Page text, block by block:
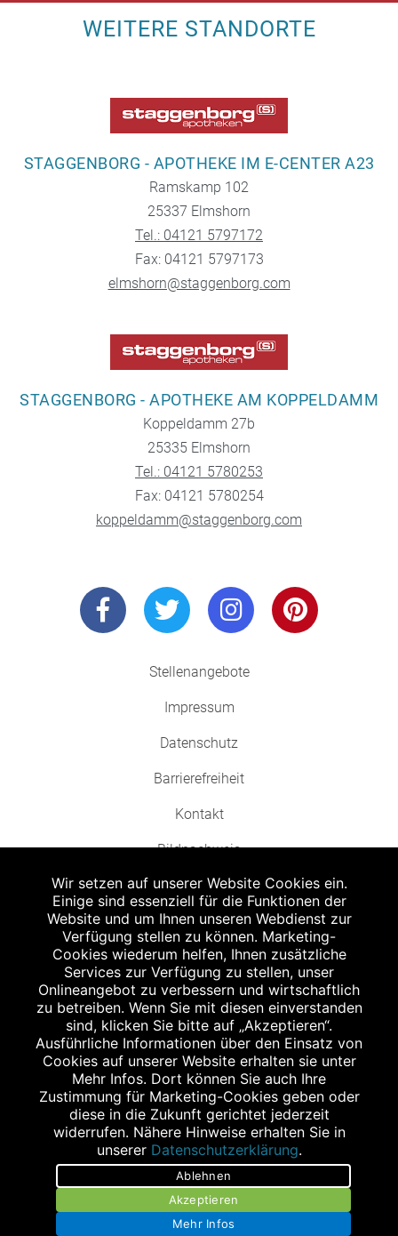
WEITERE STANDORTE
STAGGENBORG - APOTHEKE IM E-CENTER A23
Ramskamp 102
25337 Elmshorn
Tel.: 04121 5797172
Fax: 04121 5797173
elmshorn@staggenborg.com
STAGGENBORG - APOTHEKE AM KOPPELDAMM
Koppeldamm 27b
25335 Elmshorn
Tel.: 04121 5780253
Fax: 04121 5780254
koppeldamm@staggenborg.com
Stellenangebote
Impressum
Datenschutz
Barrierefreiheit
Kontakt
Bildnachweis
Abgabe in haushaltsüblichen Mengen, solange der Vorrat reicht. Für Druck-
und Satzfehler keine Haftung.
Zu Risiken und Nebenwirkungen lesen Sie die Packungsbeilage und fragen
Sie Ihren Arzt oder Apotheker.
Angabe nach der deutschen Arzneimitteltaxe Apothekenerstattungspreis
(AEP). Der AEP ist keine unverbindliche Preisempfehlung der Hersteller. Der
AEP ist ein von den Apotheken in Ansatz gebrachter Preis für rezeptfreie
Arzneimittel. Er entspricht in der Höhe dem für Apotheken verbindlichen
Abgabepreis, zu dem eine Apotheke in bestimmten Fällen (z.B. bei Kindern
unter 12 Jahren) das Produkt mit der gesetzlichen Krankenversicherung
abrechnet. Der AEP ist der allgemeine Erstattungspreis im Falle einer
Kostenübernahme durch die gesetzlichen Krankenkassen, vor Abzug eines
Zwangsrabattes (zur Zeit 5%) nach §130 Abs. 1 SGB V.
Unverbindliche Preisempfehlung des Herstellers (UVP).
powered by apovena.de
Wir setzen auf unserer Website Cookies ein.
Einige sind essenziell für die Funktionen der
Website und um Ihnen unseren Webdienst zur
Verfügung stellen zu können. Marketing-
Cookies wiederum helfen, Ihnen zusätzliche
Services zur Verfügung zu stellen, unser
Onlineangebot zu verbessern und wirtschaftlich
zu betreiben. Wenn Sie mit diesen einverstanden
sind, klicken Sie bitte auf „Akzeptieren“.
Ausführliche Informationen über den Einsatz von
Cookies auf unserer Website erhalten sie unter
Mehr Infos. Dort können Sie auch Ihre
Zustimmung für Marketing-Cookies geben oder
diese in die Zukunft gerichtet jederzeit
widerrufen. Nähere Hinweise erhalten Sie in
unserer Datenschutzerklärung.
Ablehnen
Akzeptieren
Mehr Infos